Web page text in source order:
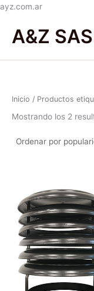
ayz.com.arIr
contenido
A&Z SAS
Inicio / Productos
Mostrando los 2